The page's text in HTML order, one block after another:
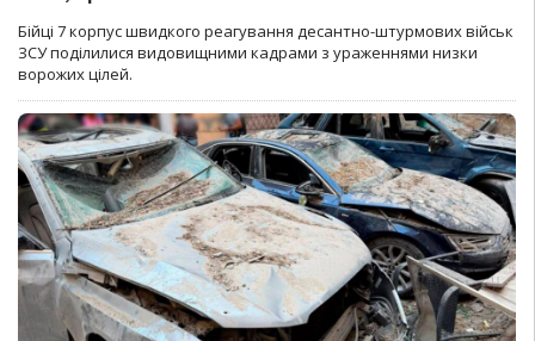
Бійці 7 корпус швидкого реагування десантно-штурмових військ
ЗСУ поділилися видовищними кадрами з ураженнями низки
ворожих цілей.